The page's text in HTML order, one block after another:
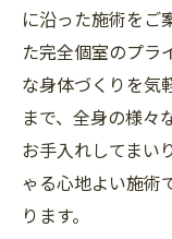
に沿った施術をご
た完全個室のプラ
な身体づくりを気
まで、全身の様々
お手入れしてまい
ゃる心地よい施術
ります。